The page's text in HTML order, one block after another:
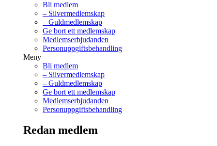
Bli medlem
– Silvermedlemskap
– Guldmedlemskap
Ge bort ett medlemskap
Medlemserbjudanden
Personuppgiftsbehandling
Meny
Bli medlem
– Silvermedlemskap
– Guldmedlemskap
Ge bort ett medlemskap
Medlemserbjudanden
Personuppgiftsbehandling
Redan medlem